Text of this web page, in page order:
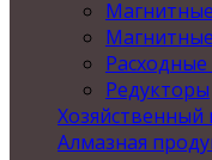
Редукторы
Алмазная